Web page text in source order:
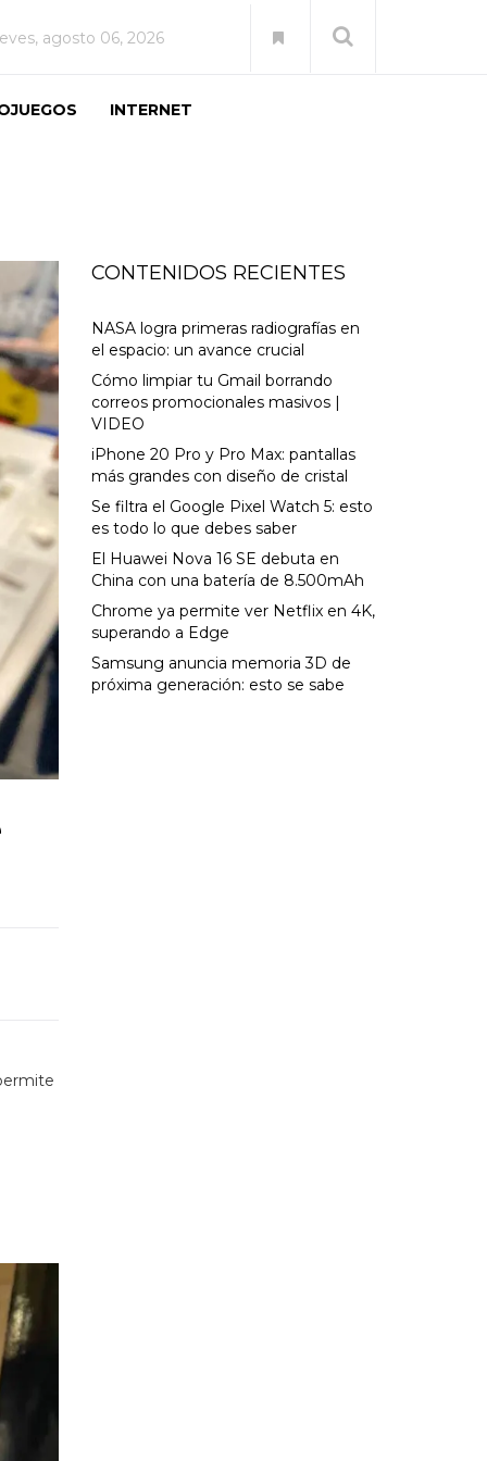
agosto 06, 2026
INTERNET
CONTENIDOS RECIENTES
NASA logra primeras radiografías en
el espacio: un avance crucial
Cómo limpiar tu Gmail borrando
correos promocionales masivos |
VIDEO
iPhone 20 Pro y Pro Max: pantallas
más grandes con diseño de cristal
Se filtra el Google Pixel Watch 5: esto
es todo lo que debes saber
El Huawei Nova 16 SE debuta en
China con una batería de 8.500mAh
Chrome ya permite ver Netflix en 4K,
superando a Edge
Samsung anuncia memoria 3D de
próxima generación: esto se sabe